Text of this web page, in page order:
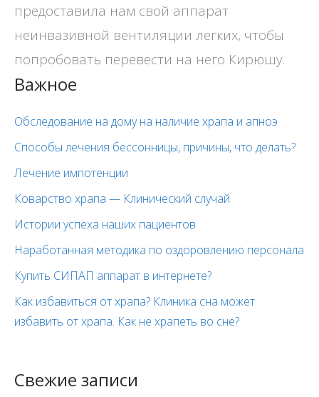
предоставила нам свой аппарат
неинвазивной вентиляции лёгких, чтобы
попробовать перевести на него Кирюшу.
Важное
Обследование на дому на наличие храпа и апноэ
Способы лечения бессонницы, причины, что делать?
Лечение импотенции
Коварство храпа — Клинический случай
Истории успеха наших пациентов
Наработанная методика по оздоровлению персонала
Купить СИПАП аппарат в интернете?
Как избавиться от храпа? Клиника сна может
избавить от храпа. Как не храпеть во сне?
Свежие записи